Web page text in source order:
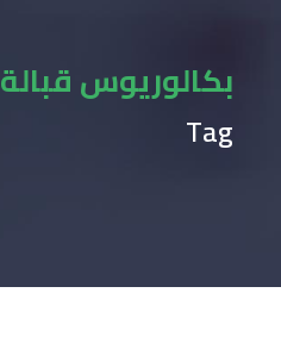
بكالوريوس قبالة
Tag